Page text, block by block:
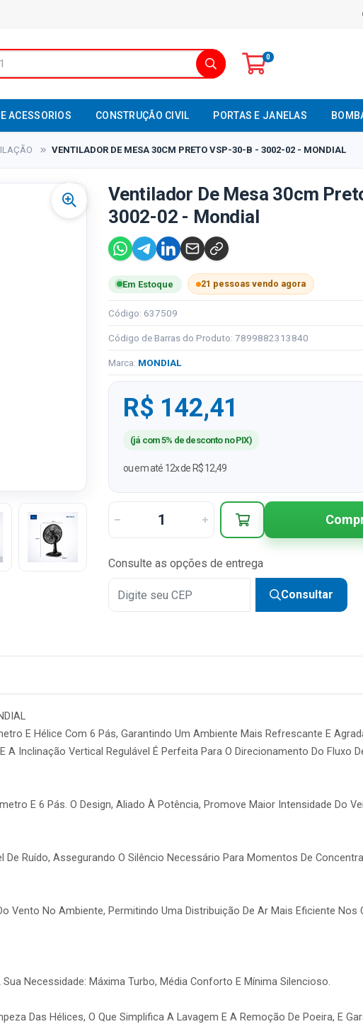
0
ACESSORIOS CONSTRUÇÃO CIVIL PORTAS E JANELAS
VENTILADOR DE MESA 30CM PRETO VSP-30-B - 3002-02 - MONDIAL
Ventilador De Mesa 30cm
3002-02 - Mondial
Em Estoque 21 pessoas vendo agora
Código: 637509
Código de Barras do Produto: 7899882313840
Marca: MONDIAL
R$ 142,41
(já com 5% de desconto no PIX)
ou em até 12x de R$ 12,49
Consulte as opções de entrega
Consultar
E Hélice Com 6 Pás, Garantindo Um Ambiente Mais Refrescante E
Inclinação Vertical Regulável É Perfeita Para O Direcionamento Do Fluxo
E 6 Pás. O Design, Aliado À Potência, Promove Maior Intensidade Do
Ruído, Assegurando O Silêncio Necessário Para Momentos De
Vento No Ambiente, Permitindo Uma Distribuição De Ar Mais Eficiente Nos
Necessidade: Máxima Turbo, Média Conforto E Mínima Silencioso.
Das Hélices, O Que Simplifica A Lavagem E A Remoção De Poeira, E